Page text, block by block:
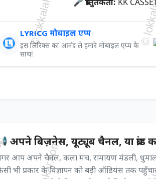
LYRICG मोबाइल एप्प
इस लिरिक्स का आनंद ले हमारे मोबाइल एप्प के
साथ!
अपने बिज़नेस, यूट्यूब चैनल, या ब्रांड
आप अपने चैनल, कला मंच, रामायण मंडली, धुमाल,
भी प्रकार के विज्ञापन को बड़ी ऑडियंस तक